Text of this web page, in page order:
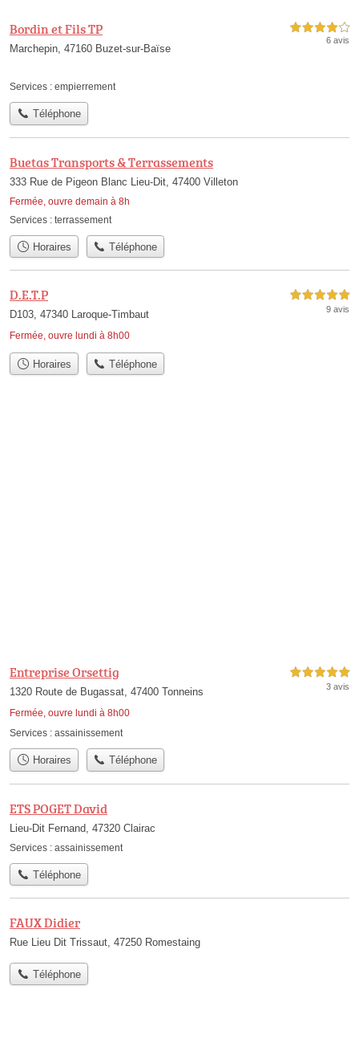
Bordin et Fils TP
Marchepin, 47160 Buzet-sur-Baïse
4,0 étoiles sur 5
6 avis
Services : empierrement
Téléphone
Buetas Transports & Terrassements
333 Rue de Pigeon Blanc Lieu-Dit, 47400 Villeton
Fermée, ouvre demain à 8h
Services : terrassement
Horaires Téléphone
D.E.T.P
D103, 47340 Laroque-Timbaut
Fermée, ouvre lundi à 8h00
5,0 étoiles sur 5
9 avis
Horaires Téléphone
Entreprise Orsettig
1320 Route de Bugassat, 47400 Tonneins
Fermée, ouvre lundi à 8h00
5,0 étoiles sur 5
3 avis
Services : assainissement
Horaires Téléphone
ETS POGET David
Lieu-Dit Fernand, 47320 Clairac
Services : assainissement
Téléphone
FAUX Didier
Rue Lieu Dit Trissaut, 47250 Romestaing
Téléphone